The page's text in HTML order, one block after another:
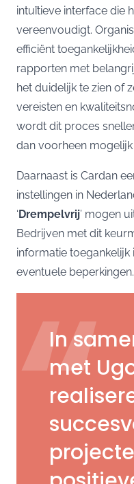
intuïtieve interface die
vereenvoudigt.
efficiënt
rapporten met
het duidelijk te zien of
vereisten en
wordt dit proces
dan voorheen mogelijk
Daarnaast is Cardan
instellingen in
‘Drempelvrij’ mogen
Bedrijven met dit
informatie
eventuele beperkingen.
“
In
met